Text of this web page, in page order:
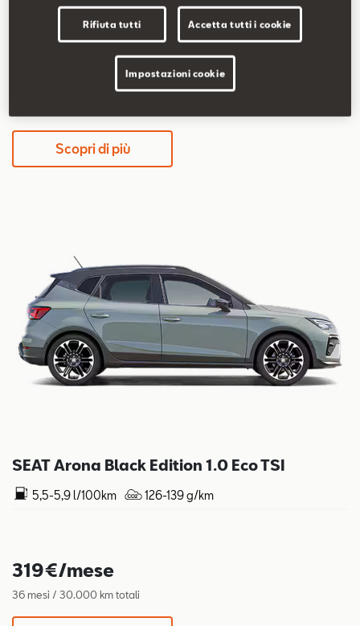
5,2-5,8 l/100km 117-131 g/km
339€/mese
Scopri di più
SEAT Arona Black Edition 1.0 Eco TSI
5,5-5,9 l/100km 126-139 g/km
319€/mese
36 mesi / 30.000 km totali
Rifiuta tutti Accetta tutti i cookie
Impostazioni cookie